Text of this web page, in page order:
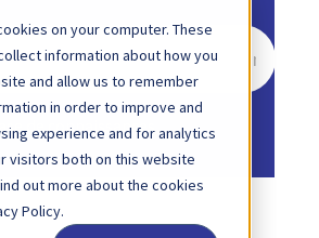
on your computer. These
information about how you
and allow us to remember
in order to improve and
experience and for analytics
visitors both on this website
out more about the cookies
Policy.
de connaissances